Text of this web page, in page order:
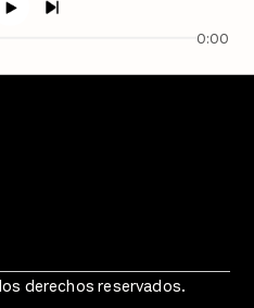
0:00
derechos reservados.